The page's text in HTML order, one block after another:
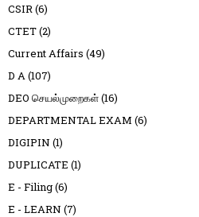
CSIR(6)
CTET(2)
Current Affairs (49)
D A(107)
DEO செயல்முறைகள்(16)
DEPARTMENTAL EXAM (6)
DIGIPIN (1)
DUPLICATE (1)
E - Filing(6)
E - LEARN (7)